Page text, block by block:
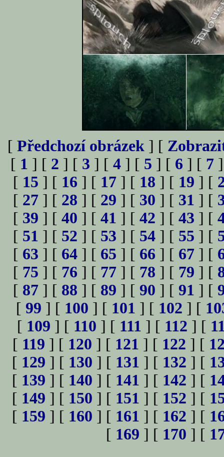
[ Předchozí obrázek ] [
[ 1 ] [ 2 ] [ 3 ] [ 4 ] [ 5 ] [ 6 ] [ 7
[ 15 ] [ 16 ] [ 17 ] [ 18 ] [ 19 ] [
[ 27 ] [ 28 ] [ 29 ] [ 30 ] [ 31 ] [
[ 39 ] [ 40 ] [ 41 ] [ 42 ] [ 43 ] [
[ 51 ] [ 52 ] [ 53 ] [ 54 ] [ 55 ] [
[ 63 ] [ 64 ] [ 65 ] [ 66 ] [ 67 ] [
[ 75 ] [ 76 ] [ 77 ] [ 78 ] [ 79 ] [
[ 87 ] [ 88 ] [ 89 ] [ 90 ] [ 91 ] [
[ 99 ] [ 100 ] [ 101 ] [ 102 ] [
[ 109 ] [ 110 ] [ 111 ] [ 112 ] [
[ 119 ] [ 120 ] [ 121 ] [ 122 ] [
[ 129 ] [ 130 ] [ 131 ] [ 132 ] [
[ 139 ] [ 140 ] [ 141 ] [ 142 ] [
[ 149 ] [ 150 ] [ 151 ] [ 152 ] [
[ 159 ] [ 160 ] [ 161 ] [ 162 ] [
[ 169 ] [ 170 ] [